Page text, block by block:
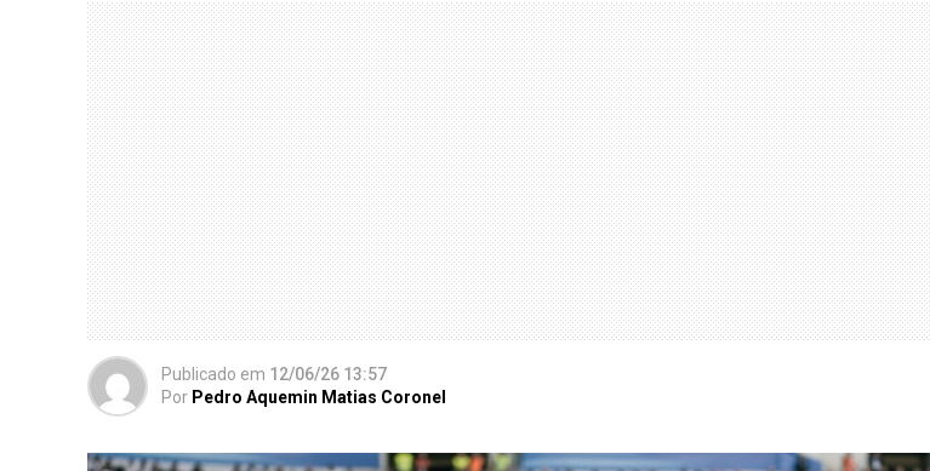
Publicado em 12/06/26 13:57
Por Pedro Aquemin Matias Coronel